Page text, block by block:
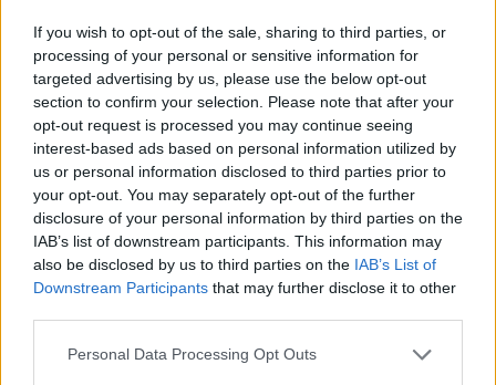
If you wish to opt-out of the sale, sharing to third parties, or
processing of your personal or sensitive information for
targeted advertising by us, please use the below opt-out
section to confirm your selection. Please note that after your
opt-out request is processed you may continue seeing
interest-based ads based on personal information utilized by
us or personal information disclosed to third parties prior to
your opt-out. You may separately opt-out of the further
disclosure of your personal information by third parties on the
IAB’s list of downstream participants. This information may
also be disclosed by us to third parties on the IAB’s List of
Downstream Participants that may further disclose it to other
Personal Data Processing Opt Outs
ΠΡΙΝ 4 ΕΒΔΟΜΆΔΕΣ
Βίντεο: O παθιασμένος
Αργεντίνος σπίκερ που
τρελάθηκε με το γκολ
ισοφάρισης του Μέσι
ΠΡΙΝ 4 ΕΒΔΟΜΆΔΕΣ
ΔΙΑΦΗΜΙΣΗ